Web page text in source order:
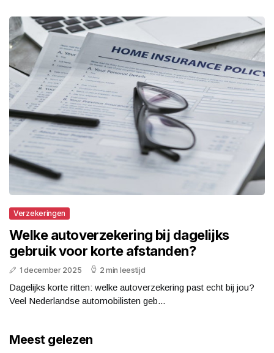
Verzekeringen
Welke autoverzekering bij dagelijks
gebruik voor korte afstanden?
1 december 2025 2 min leestijd
Dagelijks korte ritten: welke autoverzekering past echt bij jou?
Veel Nederlandse automobilisten geb...
Meest gelezen